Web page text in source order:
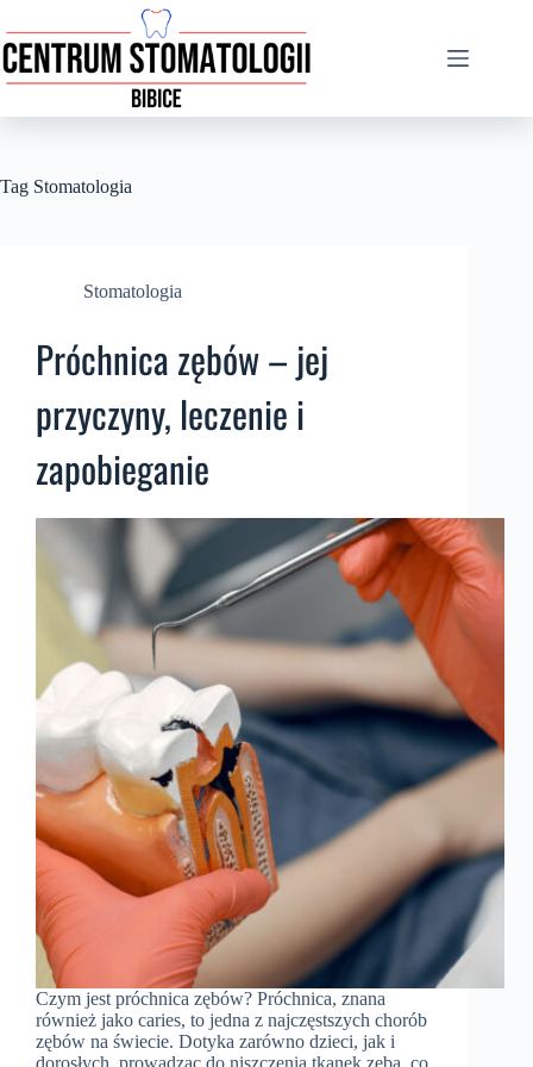
Tag Stomatologia
Stomatologia
Próchnica zębów – jej
przyczyny, leczenie i
zapobieganie
Czym jest próchnica zębów? Próchnica, znana
również jako caries, to jedna z najczęstszych chorób
zębów na świecie. Dotyka zarówno dzieci, jak i
dorosłych, prowadząc do niszczenia tkanek zęba, co